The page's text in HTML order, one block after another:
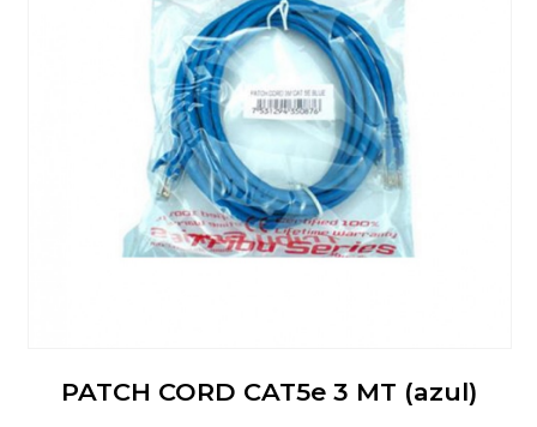
PATCH CORD CAT5e 3 MT (azul)